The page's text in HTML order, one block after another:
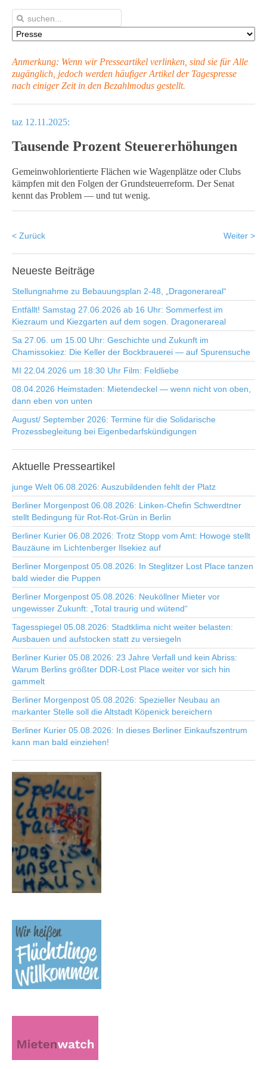
Anmerkung: Wenn wir Presseartikel verlinken, sind sie für Alle
zugänglich, jedoch werden häufiger Artikel der Tagespresse
nach einiger Zeit in den Bezahlmodus gestellt.
taz 12.11.2025:
Tausende Prozent Steuererhöhungen
Gemeinwohlorientierte Flächen wie Wagenplätze oder Clubs
kämpfen mit den Folgen der Grundsteuerreform. Der Senat
kennt das Problem — und tut wenig.
< Zurück Weiter >
Neueste Beiträge
Stellungnahme zu Bebauungsplan 2-48, „Dragonerareal“
Entfällt! Samstag 27.06.2026 ab 16 Uhr: Sommerfest im
Kiezraum und Kiezgarten auf dem sogen. Dragonerareal
Sa 27.06. um 15.00 Uhr: Geschichte und Zukunft im
Chamissokiez: Die Keller der Bockbrauerei — auf Spurensuche
MI 22.04.2026 um 18:30 Uhr Film: Feldliebe
08.04.2026 Heimstaden: Mietendeckel — wenn nicht von oben,
dann eben von unten
August/ September 2026: Termine für die Solidarische
Prozessbegleitung bei Eigenbedarfskündigungen
Aktuelle Presseartikel
junge Welt 06.08.2026: Auszubildenden fehlt der Platz
Berliner Morgenpost 06.08.2026: Linken-Chefin Schwerdtner
stellt Bedingung für Rot-Rot-Grün in Berlin
Berliner Kurier 06.08.2026: Trotz Stopp vom Amt: Howoge stellt
Bauzäune im Lichtenberger Ilsekiez auf
Berliner Morgenpost 05.08.2026: In Steglitzer Lost Place tanzen
bald wieder die Puppen
Berliner Morgenpost 05.08.2026: Neuköllner Mieter vor
ungewisser Zukunft: „Total traurig und wütend“
Tagesspiegel 05.08.2026: Stadtklima nicht weiter belasten:
Ausbauen und aufstocken statt zu versiegeln
Berliner Kurier 05.08.2026: 23 Jahre Verfall und kein Abriss:
Warum Berlins größter DDR-Lost Place weiter vor sich hin
gammelt
Berliner Morgenpost 05.08.2026: Spezieller Neubau an
markanter Stelle soll die Altstadt Köpenick bereichern
Berliner Kurier 05.08.2026: In dieses Berliner Einkaufszentrum
kann man bald einziehen!